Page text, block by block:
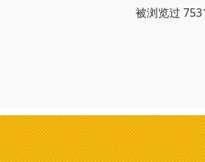
被浏览过